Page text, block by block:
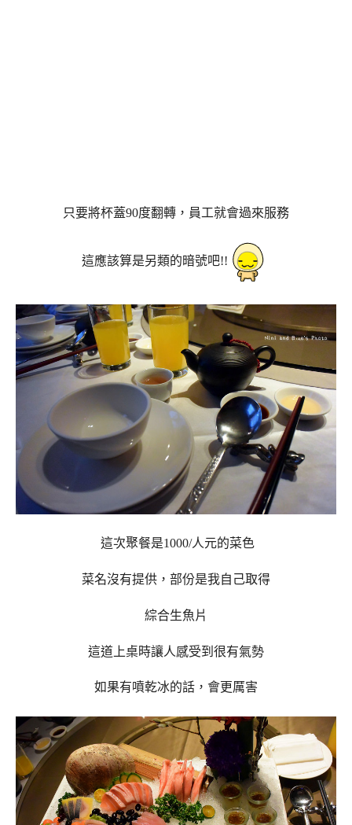
只要將杯蓋90度翻轉，員工就會過來服務
這應該算是另類的暗號吧!!
這次聚餐是1000/人元的菜色
菜名沒有提供，部份是我自己取得
綜合生魚片
這道上桌時讓人感受到很有氣勢
如果有噴乾冰的話，會更厲害